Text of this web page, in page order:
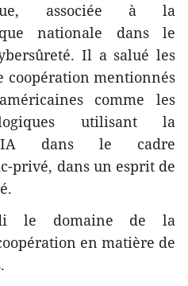
associée à la
nationale dans le
Il a salué les
coopération mentionnés
comme les
utilisant la
dans le cadre
privé, dans un esprit de
le domaine de la
en matière de